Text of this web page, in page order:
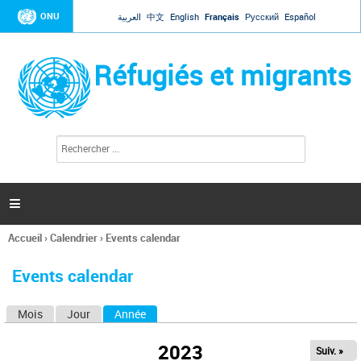
Jump to navigation
ONU العربية 中文 English Français Русский Español
Réfugiés et migrants
l
c
h
e

Vous
ici
Accueil›Calendrier› Events calendar
Events calendar
Mois Jour Année
2023 Suiv. »